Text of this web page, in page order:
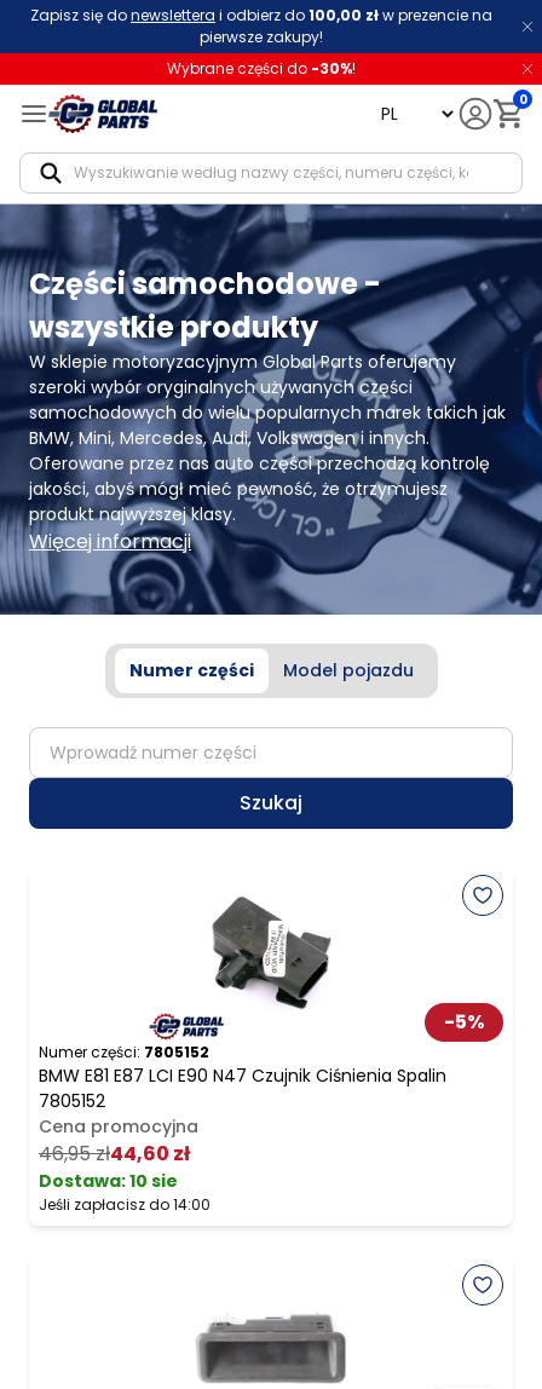
Zapisz się donewslettera i odbierz do100,00 złw prezencie na
pierwsze zakupy!
Wybrane części do -30%!
language 0
Części samochodowe -
wszystkie produkty
W sklepie motoryzacyjnym Global Parts oferujemy
szeroki wybór oryginalnych używanych części
samochodowych do wielu popularnych marek takich jak
BMW, Mini, Mercedes, Audi, Volkswagen i innych.
Oferowane przez nas auto części przechodzą kontrolę
jakości, abyś mógł mieć pewność, że otrzymujesz
produkt najwyższej klasy.
Więcej informacji
Numer części Model pojazdu
partNumber
Szukaj
-5%
Numer części: 7805152
BMW E81 E87 LCI E90 N47 Czujnik Ciśnienia Spalin
7805152
Cena promocyjna
46,95 zł44,60 zł
Dostawa:10 sie
Jeśli zapłacisz do 14:00